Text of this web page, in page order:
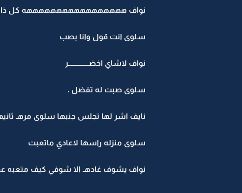
نواف هههههههههههههههههه كل ذا
سلوى انت قول وانا بصب
نواف لاشاي اخضــــــــــــــر
سلوى صبت له تفضل .
نايف اشر لها تجلس جنبها سلوى مرهـ
سلوى منزله راسها لاعادي ماتعبت
نواف يشوف غادهـ الا شوفي كيف متعبه